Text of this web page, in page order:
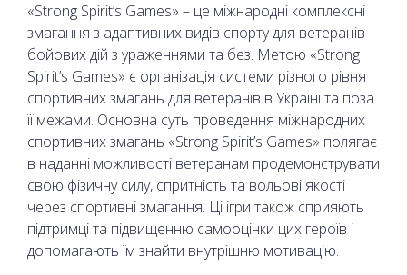
«Strong Spirit’s Games» – це міжнародні комплексні
змагання з адаптивних видів спорту для ветеранів
бойових дій з ураженнями та без. Метою «Strong
Spirit’s Games» є організація системи різного рівня
спортивних змагань для ветеранів в Україні та поза
її межами. Основна суть проведення міжнародних
спортивних змагань «Strong Spirit’s Games» полягає
в наданні можливості ветеранам продемонструвати
свою фізичну силу, спритність та вольові якості
через спортивні змагання. Ці ігри також сприяють
підтримці та підвищенню самооцінки цих героїв і
допомагають їм знайти внутрішню мотивацію.